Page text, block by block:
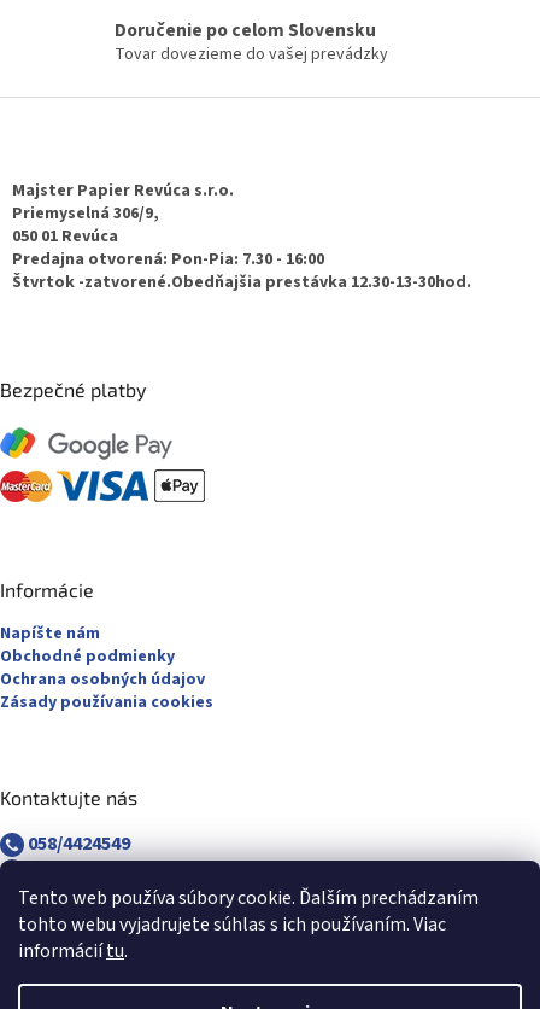
Tento web používa súbory cookie. Ďalším prechádzaním
tohto webu vyjadrujete súhlas s ich používaním. Viac
informáciítu.
y
v
p
Doručenie po celom Slovensku
Tovar dovezieme do vašej prevádzky
Majster Papier Revúca s.r.o.
Priemyselná 306/9,
050 01 Revúca
Predajna otvorená: Pon-Pia: 7.30 - 16:00
Štvrtok -zatvorené.Obedňajšia prestávka 12.30-13-30hod.
Bezpečné platby
Informácie
Napíšte nám
Obchodné podmienky
Ochrana osobných údajov
Zásady používania cookies
Kontaktujte nás
058/4424549
058/4882830
revuca@majsterpapier.sk